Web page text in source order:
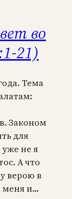
во
21)
Тема
Законом
для
уже не я
А что
верою в
меня и…